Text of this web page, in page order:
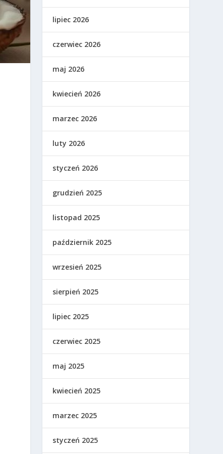
lipiec 2026
czerwiec 2026
maj 2026
kwiecień 2026
marzec 2026
luty 2026
styczeń 2026
grudzień 2025
listopad 2025
październik 2025
wrzesień 2025
sierpień 2025
lipiec 2025
czerwiec 2025
maj 2025
kwiecień 2025
marzec 2025
styczeń 2025